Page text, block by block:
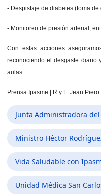
​- Despistaje de diabetes (toma de
​- Monitoreo de presión arterial,
Con estas acciones
reconociendo el desgaste diario
aulas.
Prensa Ipasme | R y F: Jean Piero
Junta Administradora
Ministro Héctor
Vida Saludable con
Unidad Médica San